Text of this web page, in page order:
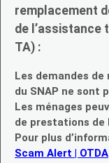
remplacement
de l’assistance
TA) :
Les demandes
du SNAP ne sont
Les ménages
de prestations de
Pour plus
Scam Alert | OTDA